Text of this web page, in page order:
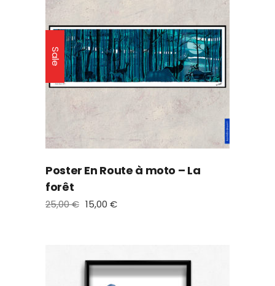
Sale
Poster En Route à moto – La
forêt
25,00€ 15,00 €